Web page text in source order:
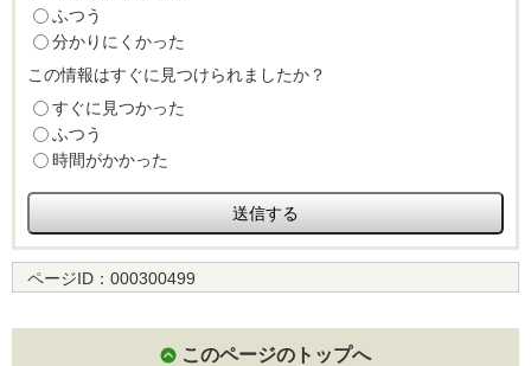
ふつう
分かりにくかった
この情報はすぐに見つけられましたか？
すぐに見つかった
ふつう
時間がかかった
ページID： 000300499
このページのトップへ